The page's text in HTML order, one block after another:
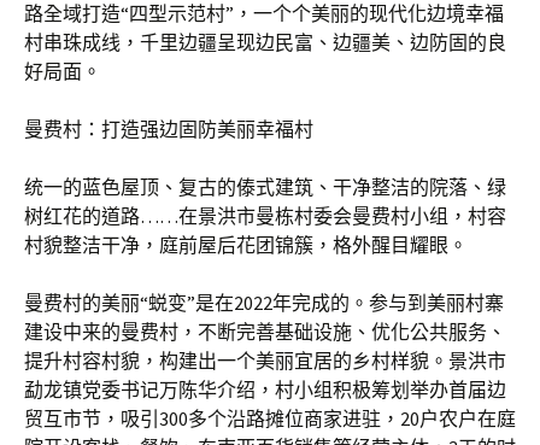
路全域打造“四型示范村”，一个个美丽的现代化边境幸福
村串珠成线，千里边疆呈现边民富、边疆美、边防固的良
好局面。
曼费村：打造强边固防美丽幸福村
统一的蓝色屋顶、复古的傣式建筑、干净整洁的院落、绿
树红花的道路……在景洪市曼栋村委会曼费村小组，村容
村貌整洁干净，庭前屋后花团锦簇，格外醒目耀眼。
曼费村的美丽“蜕变”是在2022年完成的。参与到美丽村寨
建设中来的曼费村，不断完善基础设施、优化公共服务、
提升村容村貌，构建出一个美丽宜居的乡村样貌。景洪市
勐龙镇党委书记万陈华介绍，村小组积极筹划举办首届边
贸互市节，吸引300多个沿路摊位商家进驻，20户农户在庭